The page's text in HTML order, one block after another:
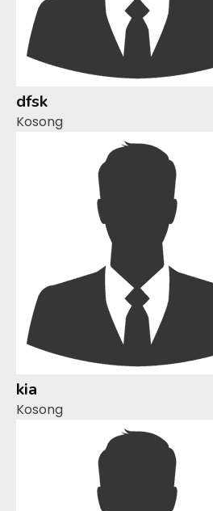
dfsk
Kosong
kia
Kosong